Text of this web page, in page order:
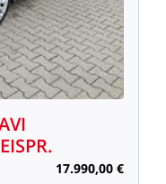
17.990,00 €